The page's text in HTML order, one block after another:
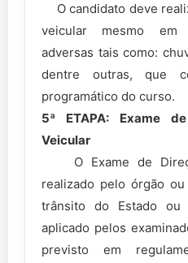
O candidato deve
veicular mesmo em
adversas tais como:
dentre outras, que
programático do curso.
5ª ETAPA: Exame
Veicular
O Exame de
realizado pelo órgão
trânsito do Estado
aplicado pelos
previsto em